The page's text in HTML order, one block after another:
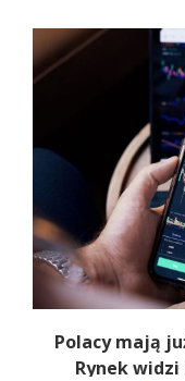
Polacy mają
Rynek